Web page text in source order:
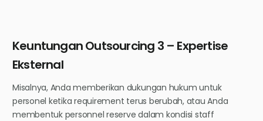
Keuntungan Outsourcing 3 – Expertise
Eksternal
Misalnya, Anda memberikan dukungan hukum untuk
personel ketika requirement terus berubah, atau Anda
membentuk personnel reserve dalam kondisi staff